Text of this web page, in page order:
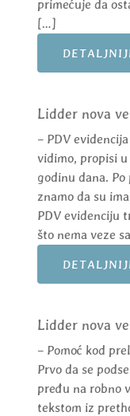
primećuje da
[…]
Lidder nova
– PDV
vidimo, propisi u
godinu dana.
znamo da su
PDV evidenciju
što nema veze
Lidder nova
– Pomoć kod
Prvo da se
pređu na robno
tekstom iz